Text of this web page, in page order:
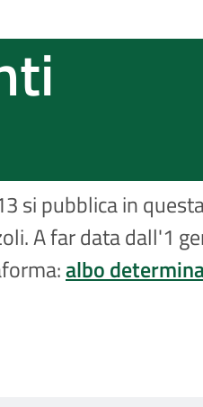
si pubblica in
A far data dall'1
albo